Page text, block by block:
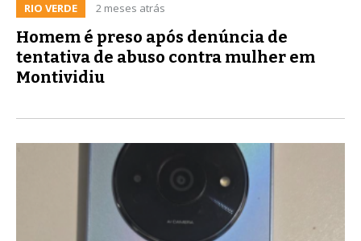
RIO VERDE 2 meses atrás
Homem é preso após denúncia de
tentativa de abuso contra mulher em
Montividiu